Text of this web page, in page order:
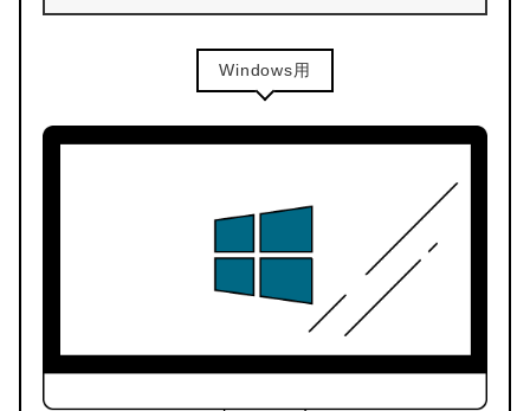
Windows用